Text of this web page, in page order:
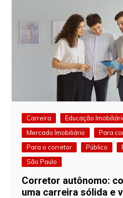
Carreira
Educação
Mercado Imobiliário
Para
Para o corretor
Público
São Paulo
Corretor autônomo:
uma carreira sólida e